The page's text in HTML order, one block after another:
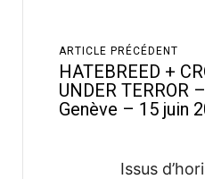
ARTICLE PRÉCÉDENT
HATEBREED +
UNDER TERROR
Genève – 15 juin
Issus